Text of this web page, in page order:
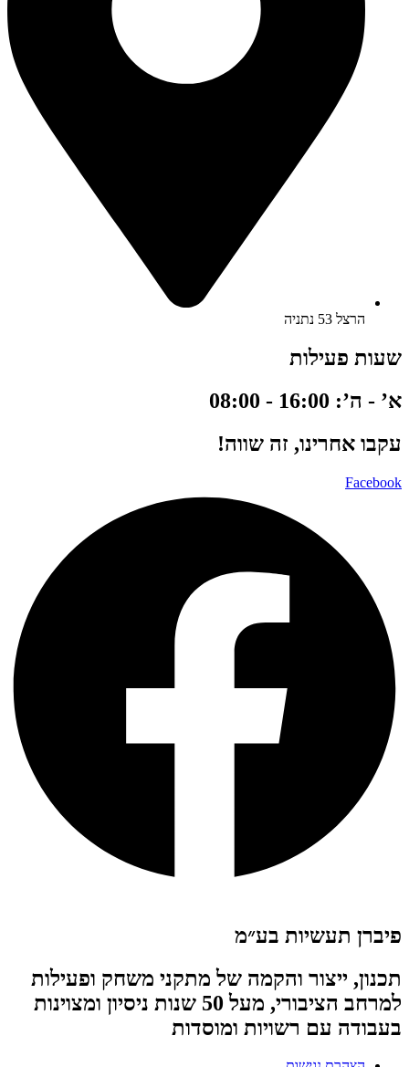
הרצל 53 נתניה
שעות פעילות
א’ - ה’: 16:00 - 08:00
עקבו אחרינו, זה שווה!
Facebook
פיברן תעשיות בע״מ
תכנון, ייצור והקמה של מתקני משחק ופעילות
למרחב הציבורי, מעל 50 שנות ניסיון ומצוינות
בעבודה עם רשויות ומוסדות